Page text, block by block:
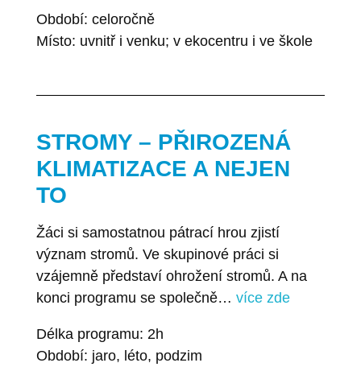
Období: celoročně
Místo: uvnitř i venku; v ekocentru i ve škole
STROMY – PŘIROZENÁ
KLIMATIZACE A NEJEN
TO
Žáci si samostatnou pátrací hrou zjistí
význam stromů. Ve skupinové práci si
vzájemně představí ohrožení stromů. A na
konci programu se společně… více zde
Délka programu: 2h
Období: jaro, léto, podzim